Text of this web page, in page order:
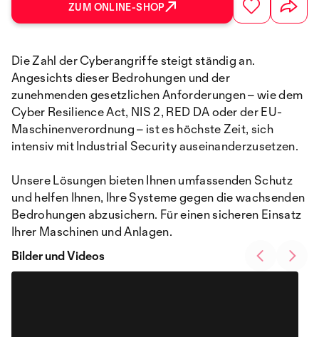
ZUM ONLINE-SHOP
Die Zahl der Cyberangriffe steigt ständig an.
Angesichts dieser Bedrohungen und der
zunehmenden gesetzlichen Anforderungen – wie dem
Cyber Resilience Act, NIS 2, RED DA oder der EU-
Maschinenverordnung – ist es höchste Zeit, sich
intensiv mit Industrial Security auseinanderzusetzen.​
Unsere Lösungen bieten Ihnen umfassenden Schutz
und helfen Ihnen, Ihre Systeme gegen die wachsenden
Bedrohungen abzusichern. Für einen sicheren Einsatz
Ihrer Maschinen und Anlagen.
Bilder und Videos